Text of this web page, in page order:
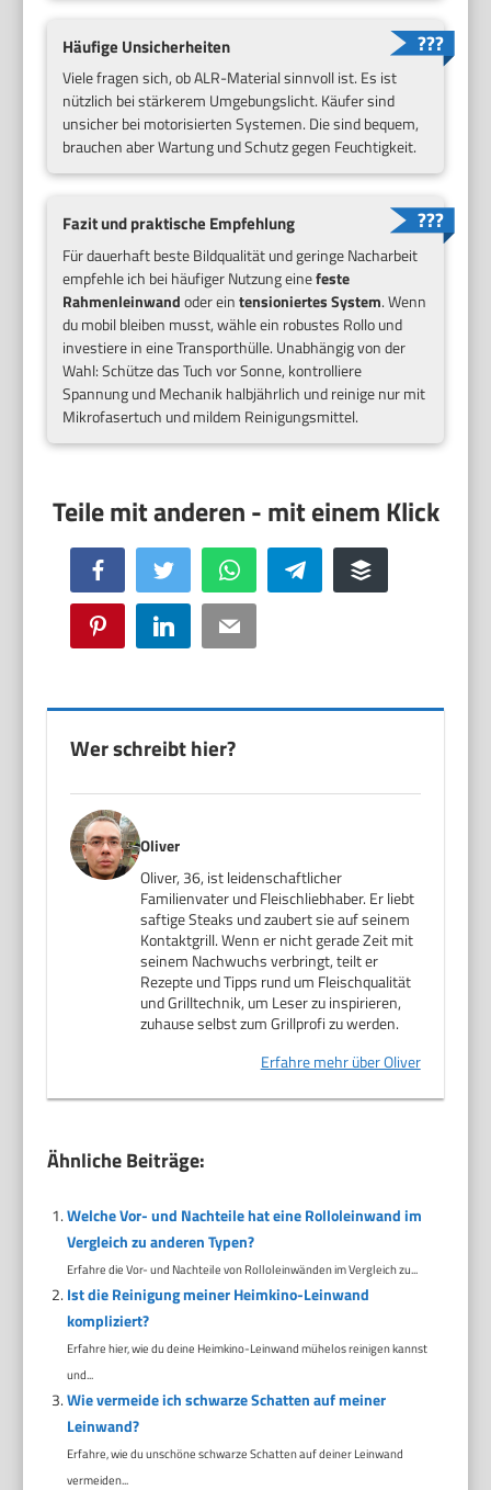
Häufige Unsicherheiten
Viele fragen sich, ob ALR-Material sinnvoll ist. Es ist
nützlich bei stärkerem Umgebungslicht. Käufer sind
unsicher bei motorisierten Systemen. Die sind bequem,
brauchen aber Wartung und Schutz gegen Feuchtigkeit.
Fazit und praktische Empfehlung
Für dauerhaft beste Bildqualität und geringe Nacharbeit
empfehle ich bei häufiger Nutzung einefeste
Rahmenleinwandoder eintensioniertes System. Wenn
du mobil bleiben musst, wähle ein robustes Rollo und
investiere in eine Transporthülle. Unabhängig von der
Wahl: Schütze das Tuch vor Sonne, kontrolliere
Spannung und Mechanik halbjährlich und reinige nur mit
Mikrofasertuch und mildem Reinigungsmittel.
Facebook Twitter WhatsApp Telegram Buffer
Pinterest LinkedIn Email
Wer schreibt hier?
Oliver
Oliver, 36, ist leidenschaftlicher
Familienvater und Fleischliebhaber. Er liebt
saftige Steaks und zaubert sie auf seinem
Kontaktgrill. Wenn er nicht gerade Zeit mit
seinem Nachwuchs verbringt, teilt er
Rezepte und Tipps rund um Fleischqualität
und Grilltechnik, um Leser zu inspirieren,
zuhause selbst zum Grillprofi zu werden.
Erfahre mehr über Oliver
Ähnliche Beiträge:
Welche Vor- und Nachteile hat eine Rolloleinwand im
Vergleich zu anderen Typen?
Erfahre die Vor- und Nachteile von Rolloleinwänden im Vergleich zu...
Ist die Reinigung meiner Heimkino-Leinwand
kompliziert?
Erfahre hier, wie du deine Heimkino-Leinwand mühelos reinigen kannst
und...
Wie vermeide ich schwarze Schatten auf meiner
Leinwand?
Erfahre, wie du unschöne schwarze Schatten auf deiner Leinwand
vermeiden...